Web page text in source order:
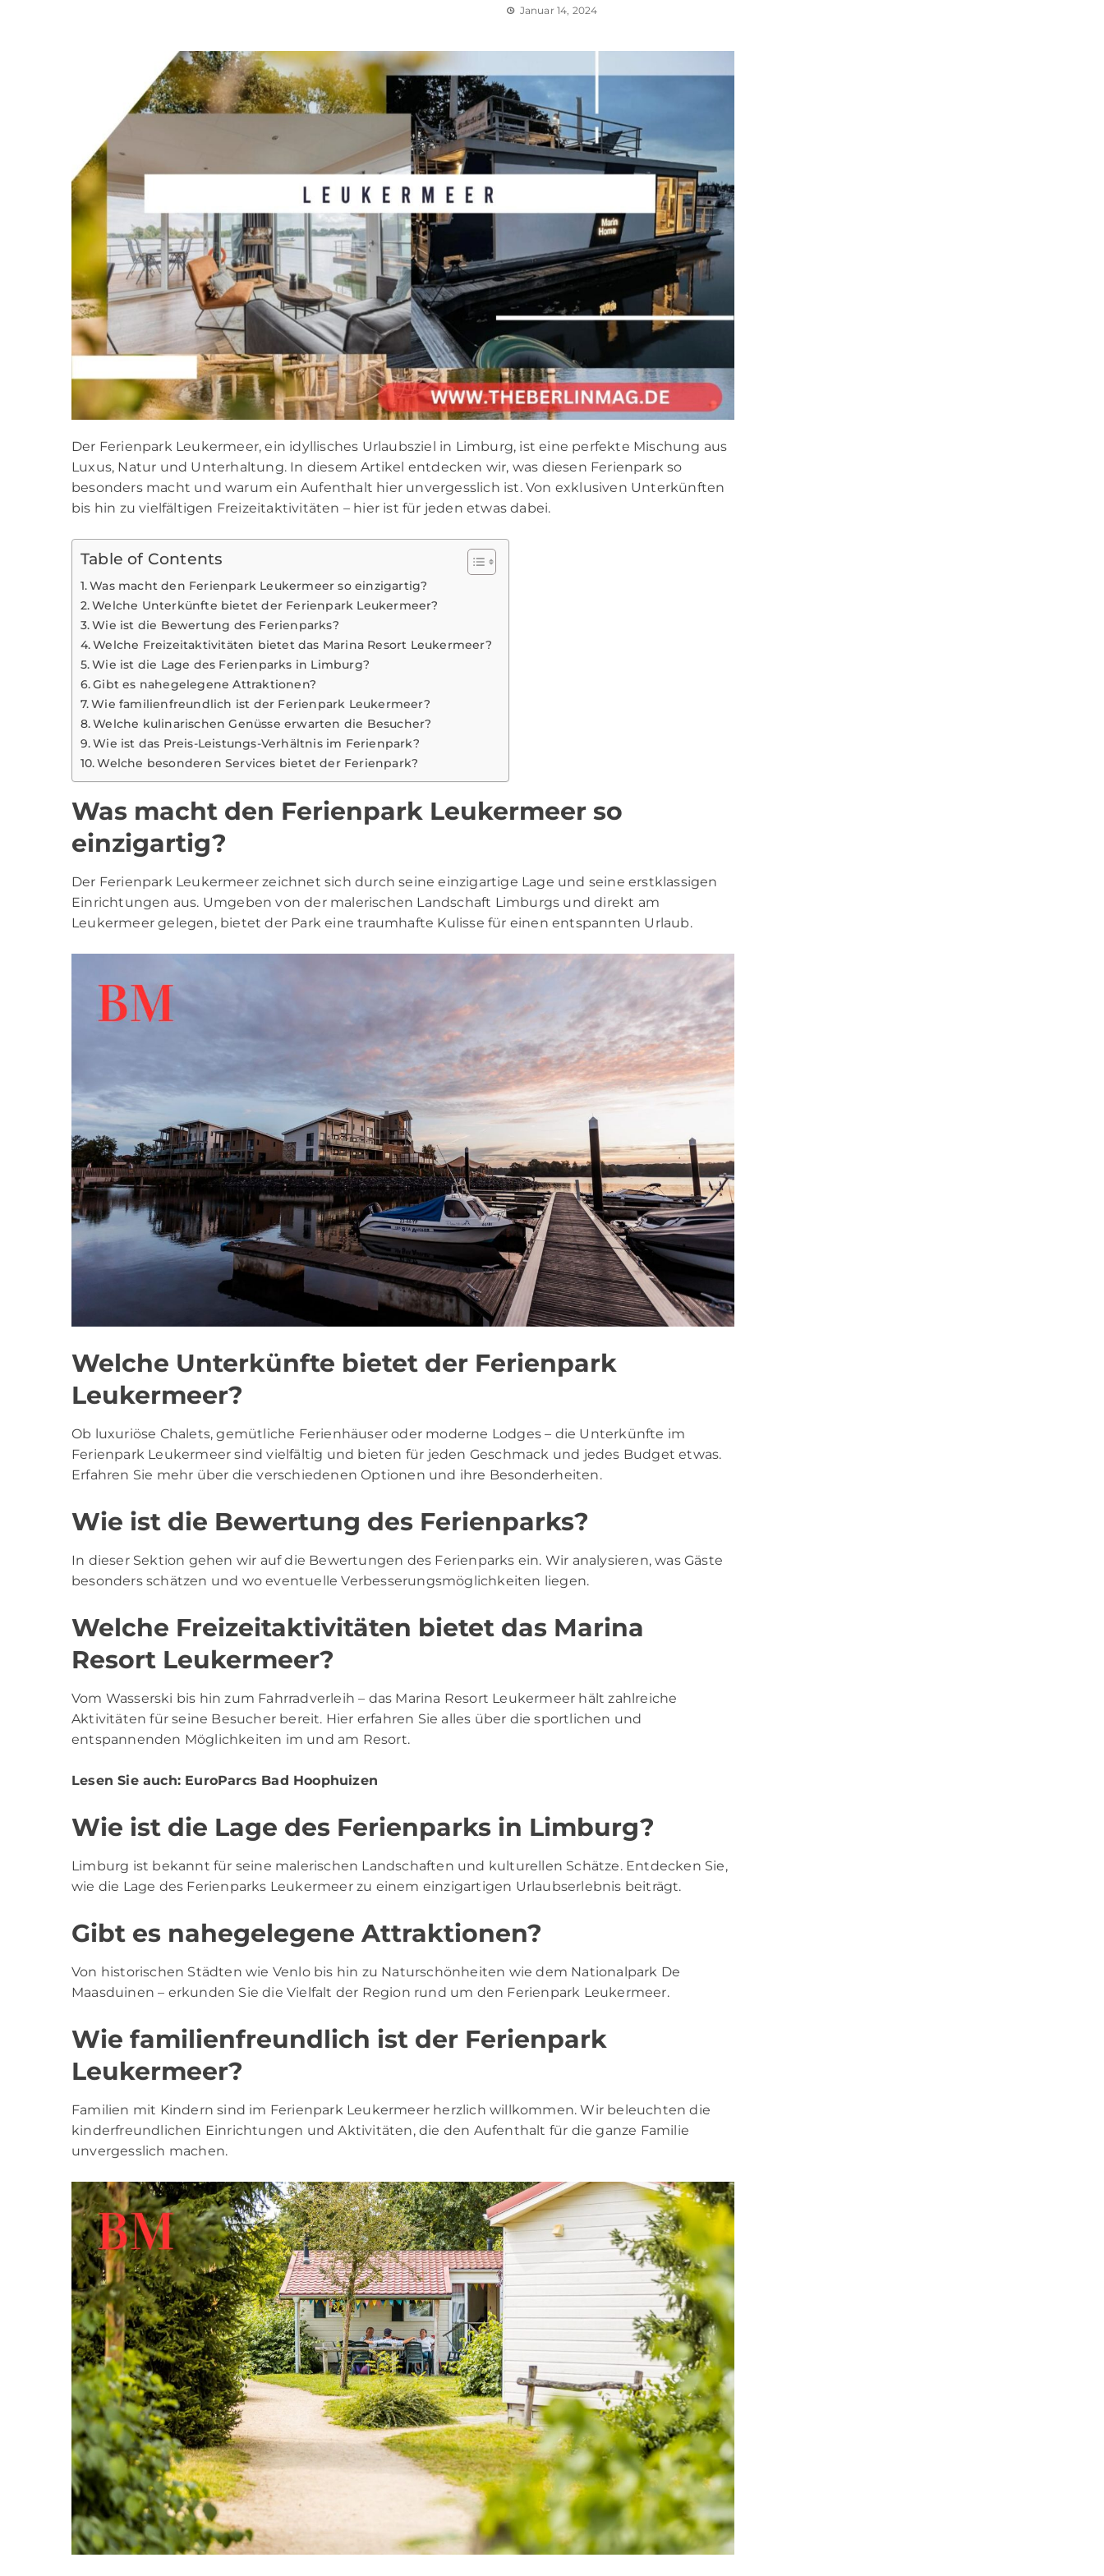
Januar 14, 2024
Der Ferienpark Leukermeer, ein idyllisches Urlaubsziel in Limburg, ist eine perfekte Mischung aus
Luxus, Natur und Unterhaltung. In diesem Artikel entdecken wir, was diesen Ferienpark so
besonders macht und warum ein Aufenthalt hier unvergesslich ist. Von exklusiven Unterkünften
bis hin zu vielfältigen Freizeitaktivitäten – hier ist für jeden etwas dabei.
Table of Contents
Was macht den Ferienpark Leukermeer so einzigartig?
Welche Unterkünfte bietet der Ferienpark Leukermeer?
Wie ist die Bewertung des Ferienparks?
Welche Freizeitaktivitäten bietet das Marina Resort Leukermeer?
Wie ist die Lage des Ferienparks in Limburg?
Gibt es nahegelegene Attraktionen?
Wie familienfreundlich ist der Ferienpark Leukermeer?
Welche kulinarischen Genüsse erwarten die Besucher?
Wie ist das Preis-Leistungs-Verhältnis im Ferienpark?
Welche besonderen Services bietet der Ferienpark?
Was macht den Ferienpark Leukermeer so
einzigartig?
Der Ferienpark Leukermeer zeichnet sich durch seine einzigartige Lage und seine erstklassigen
Einrichtungen aus. Umgeben von der malerischen Landschaft Limburgs und direkt am
Leukermeer gelegen, bietet der Park eine traumhafte Kulisse für einen entspannten Urlaub.
Welche Unterkünfte bietet der Ferienpark
Leukermeer?
Ob luxuriöse Chalets, gemütliche Ferienhäuser oder moderne Lodges – die Unterkünfte im
Ferienpark Leukermeer sind vielfältig und bieten für jeden Geschmack und jedes Budget etwas.
Erfahren Sie mehr über die verschiedenen Optionen und ihre Besonderheiten.
Wie ist die Bewertung des Ferienparks?
In dieser Sektion gehen wir auf die Bewertungen des Ferienparks ein. Wir analysieren, was Gäste
besonders schätzen und wo eventuelle Verbesserungsmöglichkeiten liegen.
Welche Freizeitaktivitäten bietet das Marina
Resort Leukermeer?
Vom Wasserski bis hin zum Fahrradverleih – das Marina Resort Leukermeer hält zahlreiche
Aktivitäten für seine Besucher bereit. Hier erfahren Sie alles über die sportlichen und
entspannenden Möglichkeiten im und am Resort.
Lesen Sie auch: EuroParcs Bad Hoophuizen
Wie ist die Lage des Ferienparks in Limburg?
Limburg ist bekannt für seine malerischen Landschaften und kulturellen Schätze. Entdecken Sie,
wie die Lage des Ferienparks Leukermeer zu einem einzigartigen Urlaubserlebnis beiträgt.
Gibt es nahegelegene Attraktionen?
Von historischen Städten wie Venlo bis hin zu Naturschönheiten wie dem Nationalpark De
Maasduinen – erkunden Sie die Vielfalt der Region rund um den Ferienpark Leukermeer.
Wie familienfreundlich ist der Ferienpark
Leukermeer?
Familien mit Kindern sind im Ferienpark Leukermeer herzlich willkommen. Wir beleuchten die
kinderfreundlichen Einrichtungen und Aktivitäten, die den Aufenthalt für die ganze Familie
unvergesslich machen.